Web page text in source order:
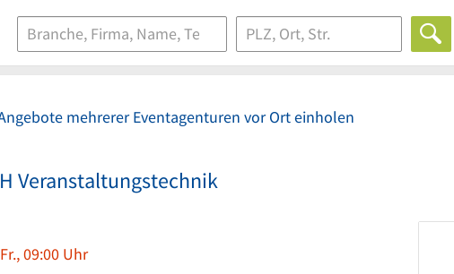
mehrerer Eventagenturen vor Ort einholen
Veranstaltungstechnik
09:00 Uhr